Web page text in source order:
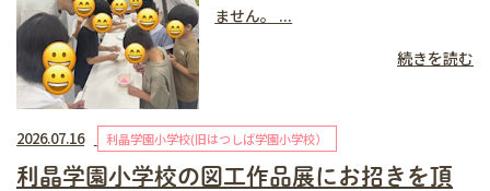
ません。 ...
続きを読む
2026.07.16 利晶学園小学校(旧はつしば学園小学校）
利晶学園小学校の図工作品展にお招きを頂